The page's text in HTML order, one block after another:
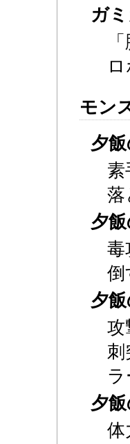
ガ
モン
夕
素
落
夕
毒
倒
夕
攻
刺
ラ
夕
体